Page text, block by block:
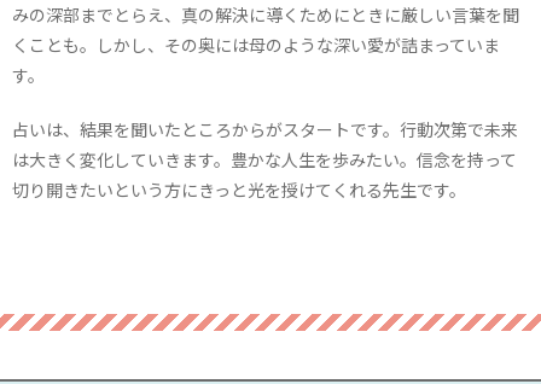
みの深部までとらえ、真の解決に導くためにときに厳しい言葉を聞
くことも。しかし、その奥には母のような深い愛が詰まっていま
す。
占いは、結果を聞いたところからがスタートです。行動次第で未来
は大きく変化していきます。豊かな人生を歩みたい。信念を持って
切り開きたいという方にきっと光を授けてくれる先生です。